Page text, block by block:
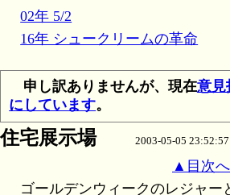
02年 5/2
16年 シュークリームの革命
申し訳ありませんが、現在意見
にしています。
住宅展示場 2003-05-05
▲目次へ
ゴールデンウィークのレジャー